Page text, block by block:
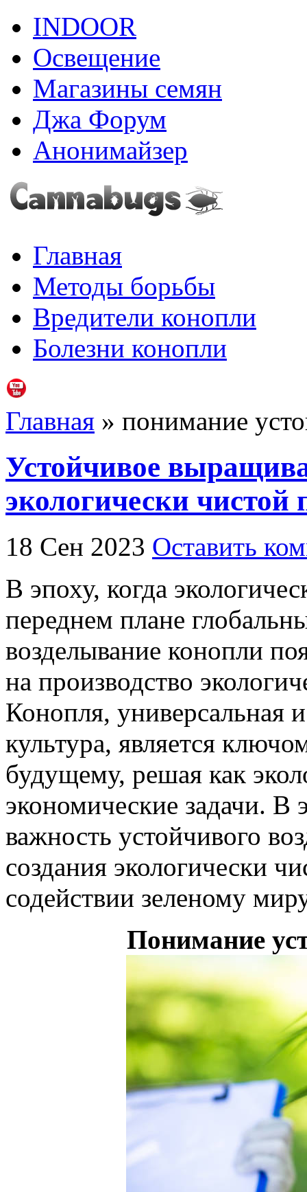
INDOOR
Освещение
Магазины семян
Джа Форум
Анонимайзер
Главная
Методы борьбы
Вредители конопли
Болезни конопли
Главная » понимание
Устойчивое
экологически чистой
18 Сен 2023 Оставить
В эпоху, когда
переднем плане
возделывание конопли
на производство
Конопля, универсальная
культура, является
будущему, решая как
экономические задачи. В
важность устойчивого
создания экологически
содействии зеленому
Понимание